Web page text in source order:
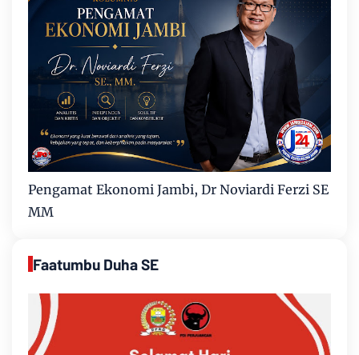
Pengamat Ekonomi Jambi, Dr Noviardi Ferzi SE
MM
Faatumbu Duha SE